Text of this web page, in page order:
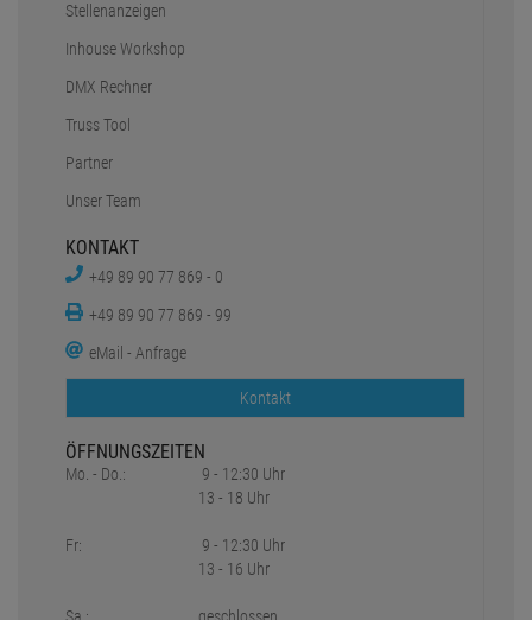
Stellenanzeigen
Inhouse Workshop
DMX Rechner
Truss Tool
Partner
Unser Team
KONTAKT
+49 89 90 77 869 - 0
+49 89 90 77 869 - 99
eMail - Anfrage
Kontakt
ÖFFNUNGSZEITEN
Mo. - Do.:
Fr:
9 - 12:30 Uhr
13 - 18 Uhr
9 - 12:30 Uhr
13 - 16 Uhr